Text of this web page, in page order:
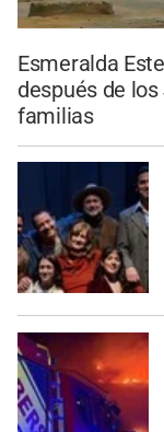
Esmeralda
después de
familias